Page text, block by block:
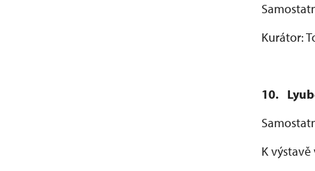
Kurátor:
10.
K